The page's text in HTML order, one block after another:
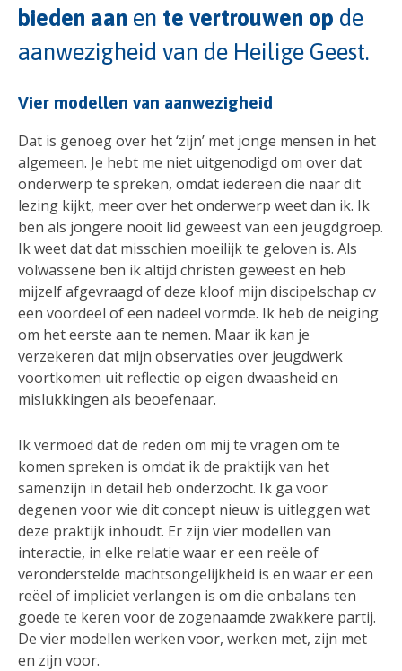
bieden aan en te vertrouwen op de
aanwezigheid van de Heilige Geest.
Vier modellen van aanwezigheid
Dat is genoeg over het ‘zijn’ met jonge mensen in het
algemeen. Je hebt me niet uitgenodigd om over dat
onderwerp te spreken, omdat iedereen die naar dit
lezing kijkt, meer over het onderwerp weet dan ik. Ik
ben als jongere nooit lid geweest van een jeugdgroep.
Ik weet dat dat misschien moeilijk te geloven is. Als
volwassene ben ik altijd christen geweest en heb
mijzelf afgevraagd of deze kloof mijn discipelschap cv
een voordeel of een nadeel vormde. Ik heb de neiging
om het eerste aan te nemen. Maar ik kan je
verzekeren dat mijn observaties over jeugdwerk
voortkomen uit reflectie op eigen dwaasheid en
mislukkingen als beoefenaar.
Ik vermoed dat de reden om mij te vragen om te
komen spreken is omdat ik de praktijk van het
samenzijn in detail heb onderzocht. Ik ga voor
degenen voor wie dit concept nieuw is uitleggen wat
deze praktijk inhoudt. Er zijn vier modellen van
interactie, in elke relatie waar er een reële of
veronderstelde machtsongelijkheid is en waar er een
reëel of impliciet verlangen is om die onbalans ten
goede te keren voor de zogenaamde zwakkere partij.
De vier modellen werken voor, werken met, zijn met
en zijn voor.